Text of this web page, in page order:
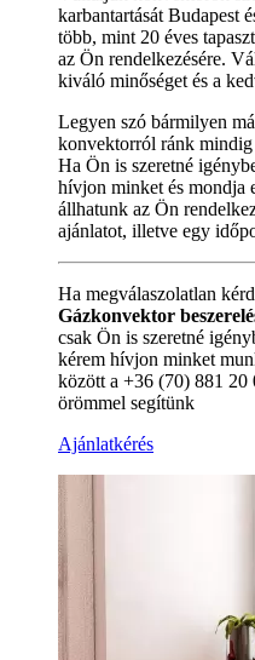
karbantartását Budapest
több, mint 20 éves
az Ön rendelkezésére.
kiváló minőséget és a
Legyen szó bármilyen
konvektorról ránk mindig
Ha Ön is szeretné
hívjon minket és mondja
állhatunk az Ön
ajánlatot, illetve egy
Ha megválaszolatlan
Gázkonvektor
csak Ön is szeretné
kérem hívjon minket
között a +36 (70) 881 20
örömmel segítünk
Ajánlatkérés